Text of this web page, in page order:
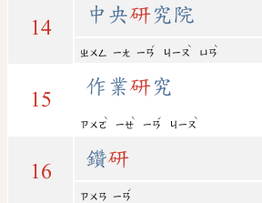
14
中央研究院
ㄓㄨㄥ ㄧㄤ ㄧㄢ
ˊ
ㄐㄧㄡ
ˋ
ㄩㄢ
ˋ
15
作業研究
ㄗㄨㄛ
ˋ
ㄧㄝ
ˋ
ㄧㄢ
ˊ
ㄐㄧㄡ
ˋ
16
鑽研
ㄗㄨㄢ ㄧㄢ
ˊ